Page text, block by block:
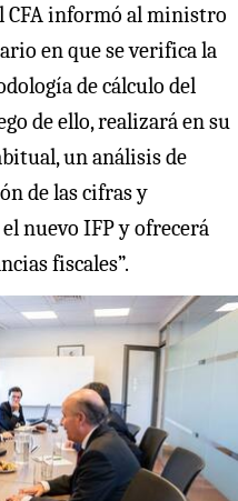
CFA informó al ministro
en que se verifica la
de cálculo del
de ello, realizará en su
un análisis de
de las cifras y
nuevo IFP y ofrecerá
fiscales”.